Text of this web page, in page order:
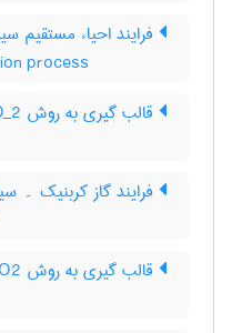
فرایند احیاء مستقیم
process
قالب گیری به روش CO_2
فرایند گاز کربنیک ۔
قالب گیری به روش CO2